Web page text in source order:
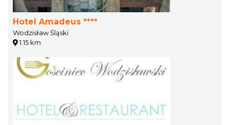
Hotel Amadeus ****
Wodzisław Śląski
1.15 km